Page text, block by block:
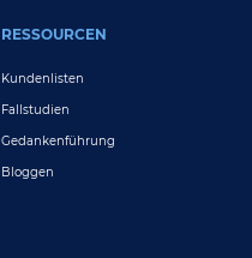
RESSOURCEN
Kundenlisten
Fallstudien
Gedankenführung
Bloggen